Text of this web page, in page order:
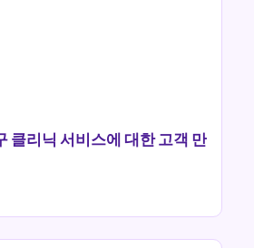
클리닉 서비스에 대한 고객 만